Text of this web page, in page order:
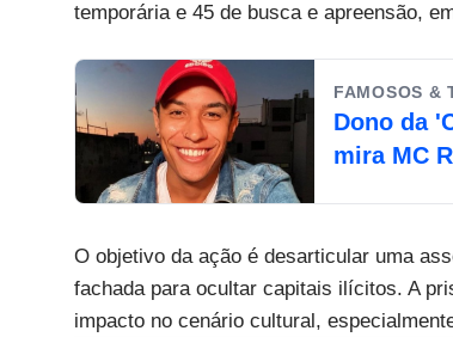
temporária e 45 de busca e apreensão,
FAMOSOS &
Dono da
mira MC
O objetivo da ação é desarticular uma
fachada para ocultar capitais ilícitos. A
impacto no cenário cultural,